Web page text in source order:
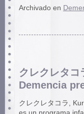
Archivado en
クレクレタ
Demencia
クレクレタコラ,